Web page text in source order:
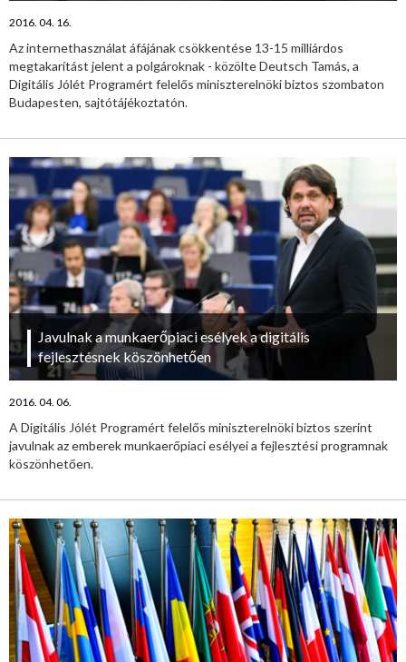
2016. 04. 16.
Az internethasználat áfájának csökkentése 13-15 milliárdos
megtakarítást jelent a polgároknak - közölte Deutsch Tamás, a
Digitális Jólét Programért felelős miniszterelnöki biztos szombaton
Budapesten, sajtótájékoztatón.
Javulnak a munkaerőpiaci esélyek a digitális
fejlesztésnek köszönhetően
2016. 04. 06.
A Digitális Jólét Programért felelős miniszterelnöki biztos szerint
javulnak az emberek munkaerőpiaci esélyei a fejlesztési programnak
köszönhetően.